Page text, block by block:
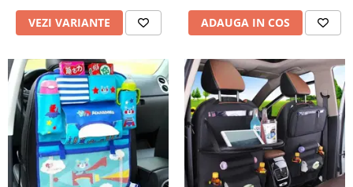
VEZI VARIANTE ADAUGA IN COS